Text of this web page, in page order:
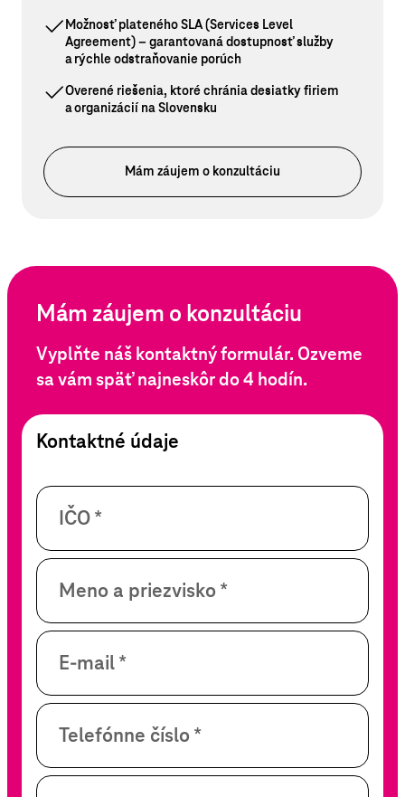
Možnosť plateného SLA (Services Level
Agreement) – garantovaná dostupnosť služby
a rýchle odstraňovanie porúch
Overené riešenia, ktoré chránia desiatky firiem
a organizácií na Slovensku
Mám záujem o konzultáciu
Mám záujem o konzultáciu
Vyplňte náš kontaktný formulár. Ozveme
sa vám späť najneskôr do 4 hodín.
Kontaktné údaje
IČO *
Meno a priezvisko *
E-mail *
Telefónne číslo *